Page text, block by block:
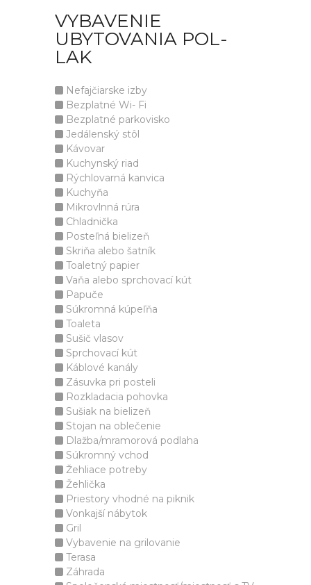
VYBAVENIE
UBYTOVANIA POL-
LAK
Nefajčiarske izby
Bezplatné Wi- Fi
Bezplatné parkovisko
Jedálenský stôl
Kávovar
Kuchynský riad
Rýchlovarná kanvica
Kuchyňa
Mikrovlnná rúra
Chladnička
Posteľná bielizeň
Skriňa alebo šatník
Toaletný papier
Vaňa alebo sprchovací kút
Papuče
Súkromná kúpeľňa
Toaleta
Sušič vlasov
Sprchovací kút
Káblové kanály
Zásuvka pri posteli
Rozkladacia pohovka
Sušiak na bielizeň
Stojan na oblečenie
Dlažba/mramorová podlaha
Súkromný vchod
Žehliace potreby
Žehlička
Priestory vhodné na piknik
Vonkajší nábytok
Gril
Vybavenie na grilovanie
Terasa
Záhrada